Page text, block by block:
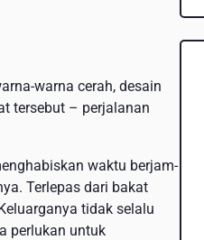
warna cerah, desain
tersebut – perjalanan
waktu berjam-
Terlepas dari bakat
tidak selalu
perlukan untuk